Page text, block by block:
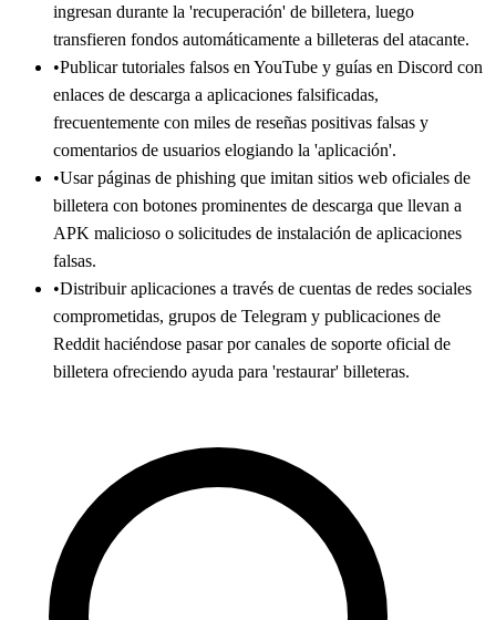
ingresan durante la 'recuperación' de billetera, luego
transfieren fondos automáticamente a billeteras del atacante.
•Publicar tutoriales falsos en YouTube y guías en Discord con
enlaces de descarga a aplicaciones falsificadas,
frecuentemente con miles de reseñas positivas falsas y
comentarios de usuarios elogiando la 'aplicación'.
•Usar páginas de phishing que imitan sitios web oficiales de
billetera con botones prominentes de descarga que llevan a
APK malicioso o solicitudes de instalación de aplicaciones
falsas.
•Distribuir aplicaciones a través de cuentas de redes sociales
comprometidas, grupos de Telegram y publicaciones de
Reddit haciéndose pasar por canales de soporte oficial de
billetera ofreciendo ayuda para 'restaurar' billeteras.